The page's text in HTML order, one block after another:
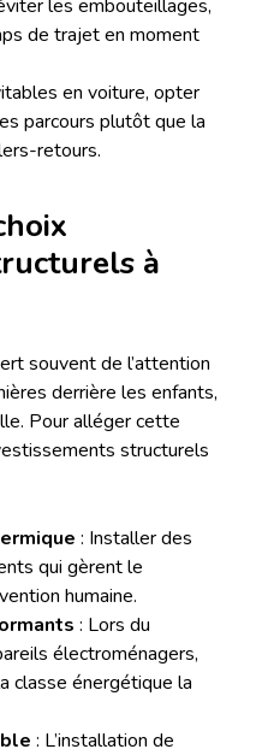
les embouteillages,
de trajet en moment
en voiture, opter
parcours plutôt que la
retours.
à
souvent de l’attention
derrière les enfants,
Pour alléger cette
structurels
: Installer des
qui gèrent le
humaine.
: Lors du
électroménagers,
classe énergétique la
: L’installation de